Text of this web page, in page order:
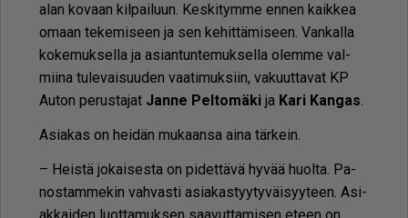
alan ko­vaan kil­pai­luun. Kes­ki­tym­me en­nen kaik­kea
omaan te­ke­mi­seen ja sen ke­hit­tä­mi­seen. Van­kal­la
ko­ke­muk­sel­la ja asi­an­tun­te­muk­sel­la olem­me val­
mii­na tu­le­vai­suu­den vaa­ti­muk­siin, va­kuut­ta­vat KP
Au­ton pe­rus­ta­jat Jan­ne Pel­to­mä­ki ja Kari Kan­gas.
Asi­a­kas on hei­dän mu­kaan­sa ai­na tär­kein.
– Heis­tä jo­kai­ses­ta on pi­det­tä­vä hy­vää huol­ta. Pa­
nos­tam­me­kin vah­vas­ti asi­a­kas­tyy­ty­väi­syy­teen. Asi­